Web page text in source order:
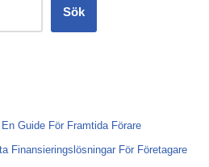
Sök
Guide För Framtida Förare
Finansieringslösningar För Företagare